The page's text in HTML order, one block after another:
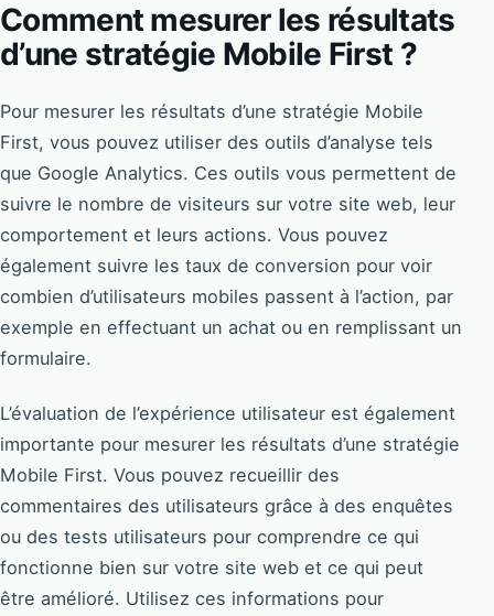
Comment mesurer les résultats
d’une stratégie Mobile First ?
Pour mesurer les résultats d’une stratégie Mobile
First, vous pouvez utiliser des outils d’analyse tels
que Google Analytics. Ces outils vous permettent de
suivre le nombre de visiteurs sur votre site web, leur
comportement et leurs actions. Vous pouvez
également suivre les taux de conversion pour voir
combien d’utilisateurs mobiles passent à l’action, par
exemple en effectuant un achat ou en remplissant un
formulaire.
L’évaluation de l’expérience utilisateur est également
importante pour mesurer les résultats d’une stratégie
Mobile First. Vous pouvez recueillir des
commentaires des utilisateurs grâce à des enquêtes
ou des tests utilisateurs pour comprendre ce qui
fonctionne bien sur votre site web et ce qui peut
être amélioré. Utilisez ces informations pour